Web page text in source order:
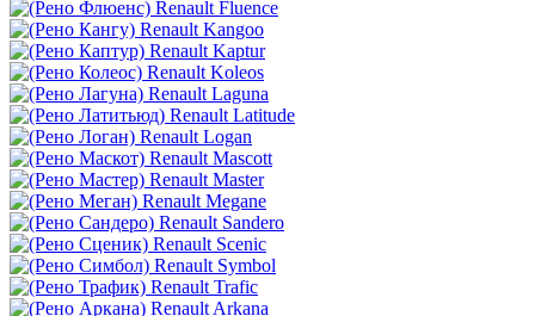
Renault Fluence
Renault Kangoo
Renault Kaptur
Renault Koleos
Renault Laguna
Renault Latitude
Renault Logan
Renault Mascott
Renault Master
Renault Megane
Renault Sandero
Renault Scenic
Renault Symbol
Renault Trafic
Renault Arkana